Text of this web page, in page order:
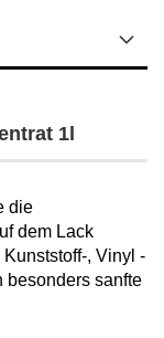
1l
die
dem Lack
, Vinyl -
besonders sanfte